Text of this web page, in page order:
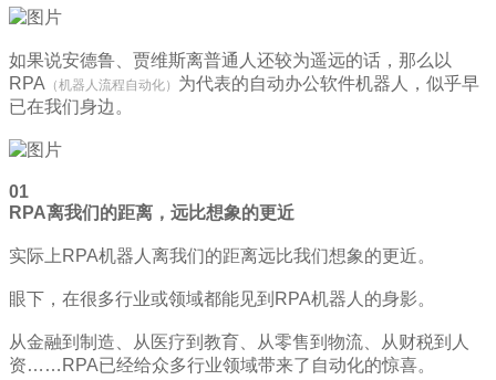
如果说安德鲁、贾维斯离普通人还较为遥远的话，那么以
RPA （机器人流程自动化） 为代表的自动办公软件机器人，似乎早
已在我们身边。
01
RPA离我们的距离，远比想象的更近
实际上RPA机器人离我们的距离远比我们想象的更近。
眼下，在很多行业或领域都能见到RPA机器人的身影。
从金融到制造、从医疗到教育、从零售到物流、从财税到人
资……RPA已经给众多行业领域带来了自动化的惊喜。